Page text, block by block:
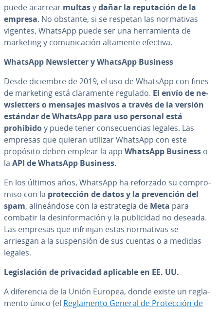
puede acarrear multasydañar la repu­tación de la
empresa. No obstante, si se respetan las no­r­ma­ti­vas
vigentes, WhatsApp puede ser una he­rra­mie­n­ta de
marketing y co­mu­ni­ca­ción altamente efectiva.
WhatsApp Ne­w­s­le­t­ter y WhatsApp Business
Desde diciembre de 2019, el uso de WhatsApp con fines
de marketing está cla­ra­me­n­te regulado. El envío de ne­
w­s­le­t­te­rs o mensajes masivos a través de la versión
estándar de WhatsApp para uso personal está
prohibidoy puede tener co­n­se­cue­n­cias legales. Las
empresas que quieran utilizar WhatsApp con este
propósito deben emplear la app WhatsApp Business o
la API de WhatsApp Business.
En los últimos años, WhatsApp ha reforzado su co­m­pro­
mi­so con la pro­te­c­ción de datos y la pre­ve­n­ción del
spam, ali­neá­n­do­se con la es­tra­te­gia de Meta para
combatir la des­in­fo­r­ma­ción y la pu­bli­ci­dad no deseada.
Las empresas que infrinjan estas no­r­ma­ti­vas se
arriesgan a la su­s­pe­n­sión de sus cuentas o a medidas
legales.
Le­gi­s­la­ción de pri­va­ci­dad aplicable en EE. UU.
A di­fe­re­n­cia de la Unión Europea, donde existe un re­gla­
me­n­to único (el Re­gla­me­n­to General de Pro­te­c­ción de